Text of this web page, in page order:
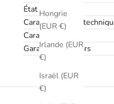
Hongrie
(EUR €)
Irlande (EUR
€)
Israël (EUR
€)
État
Caractéristiques
Caractéristiques
Garantie et retours